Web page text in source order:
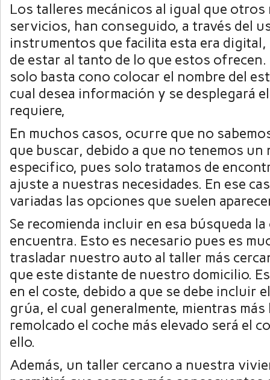
Los talleres mecánicos al igual que otros
servicios, han conseguido, a través del
instrumentos que facilita esta era digital,
de estar al tanto de lo que estos ofrecen.
solo basta cono colocar el nombre del
cual desea información y se desplegará
requiere,
En muchos casos, ocurre que no
que buscar, debido a que no tenemos un
especifico, pues solo tratamos de
ajuste a nuestras necesidades. En ese
variadas las opciones que suelen
Se recomienda incluir en esa búsqueda
encuentra. Esto es necesario pues es
trasladar nuestro auto al taller más
que este distante de nuestro domicilio.
en el coste, debido a que se debe incluir
grúa, el cual generalmente, mientras más
remolcado el coche más elevado será el
ello.
Además, un taller cercano a nuestra